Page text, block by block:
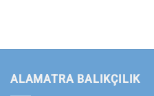
ALAMATRA BALIKÇILIK